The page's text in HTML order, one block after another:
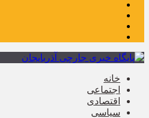
خانه
اجتماعی
اقتصادی
سیاسی